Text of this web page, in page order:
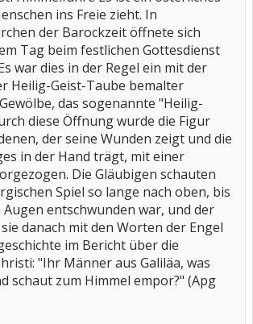
ins Freie zieht. In
der Barockzeit öffnete sich
Tag beim festlichen Gottesdienst
war dies in der Regel ein mit der
Heilig-Geist-Taube bemalter
das sogenannte "Heilig-
diese Öffnung wurde die Figur
der seine Wunden zeigt und die
in der Hand trägt, mit einer
Die Gläubigen schauten
Spiel so lange nach oben, bis
entschwunden war, und der
danach mit den Worten der Engel
im Bericht über die
"Ihr Männer aus Galiläa, was
schaut zum Himmel empor?" (Apg